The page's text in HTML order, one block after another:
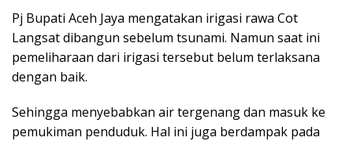
Pj Bupati Aceh Jaya mengatakan irigasi rawa Cot
Langsat dibangun sebelum tsunami. Namun saat ini
pemeliharaan dari irigasi tersebut belum terlaksana
dengan baik.
Sehingga menyebabkan air tergenang dan masuk ke
pemukiman penduduk. Hal ini juga berdampak pada